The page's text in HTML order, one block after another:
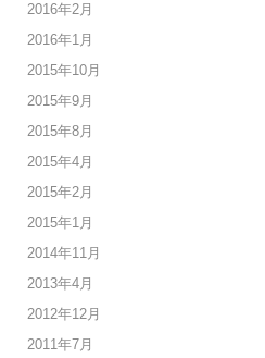
2016年2月
2016年1月
2015年10月
2015年9月
2015年8月
2015年4月
2015年2月
2015年1月
2014年11月
2013年4月
2012年12月
2011年7月